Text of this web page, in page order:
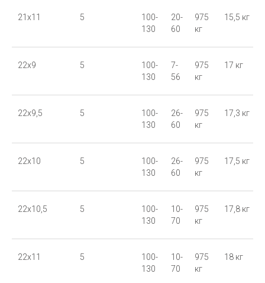
21x11 5
100-
130
20-
60
975
кг
15,5 кг
22x9 5
100-
130
7-
56
975
кг
17 кг
22x9,5 5
100-
130
26-
60
975
кг
17,3 кг
22x10 5
100-
130
26-
60
975
кг
17,5 кг
22x10,5 5
100-
130
10-
70
975
кг
17,8 кг
22x11 5
100-
130
10-
70
975
кг
18 кг